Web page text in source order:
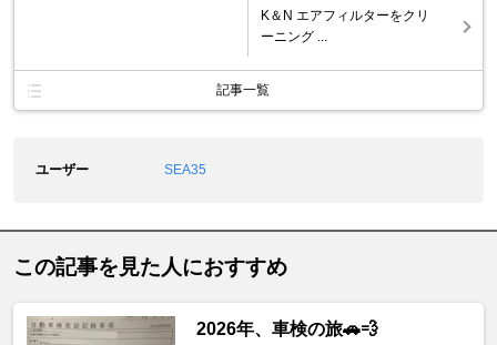
K＆N エアフィルターをクリ
ーニング ...
記事一覧
ユーザー SEA35
この記事を見た人におすすめ
2026年、車検の旅🚗💨